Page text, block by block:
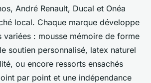
André Renault, Ducal et Onéa
local. Chaque marque développe
variées : mousse mémoire de forme
soutien personnalisé, latex naturel
ou encore ressorts ensachés
par point et une indépendance